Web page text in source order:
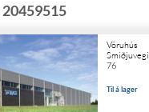
20459515
Vöruhús
Smiðjuvegi
76
Til á lager